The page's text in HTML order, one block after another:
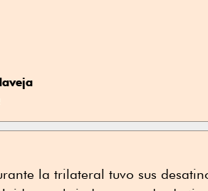
la trilateral tuvo sus